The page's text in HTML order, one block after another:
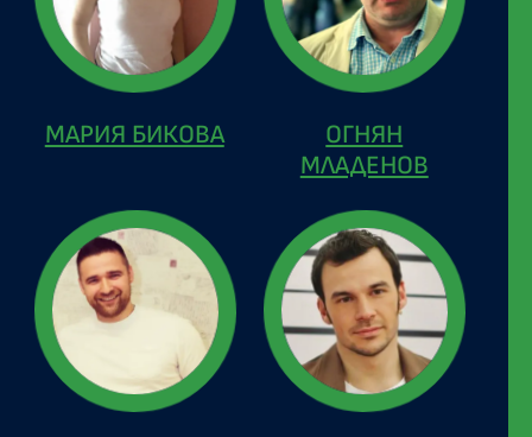
МАРИЯ БИКОВА
ОГНЯН
МЛАДЕНОВ